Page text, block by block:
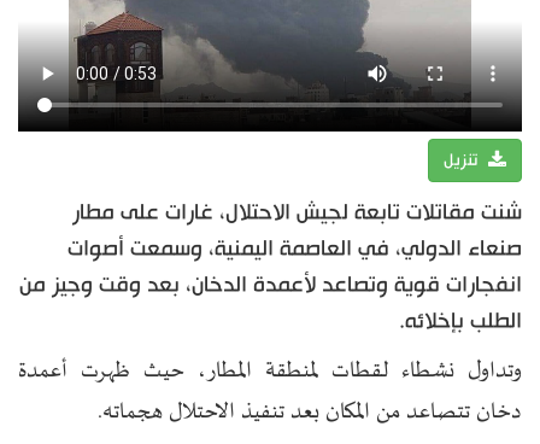
تنزيل
شنت مقاتلات تابعة لجيش الاحتلال، غارات على مطار
صنعاء الدولي، في العاصمة اليمنية، وسمعت أصوات
انفجارات قوية وتصاعد لأعمدة الدخان، بعد وقت وجيز من
الطلب بإخلائه.
وتداول نشطاء لقطات لمنطقة المطار، حيث ظهرت أعمدة
دخان تتصاعد من المكان بعد تنفيذ الاحتلال هجماته.